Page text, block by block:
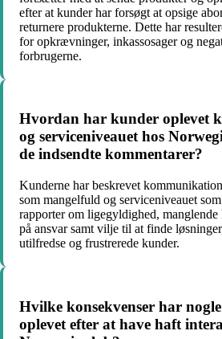
efter at kunder har forsøgt at opsige
returnere produkterne. Dette har
for opkrævninger, inkassosager og
forbrugerne.
Hvordan har kunder oplevet
og serviceniveauet hos
de indsendte kommentarer?
Kunderne har beskrevet
som mangelfuld og serviceniveauet
rapporter om ligegyldighed, manglende
på ansvar samt vilje til at finde
utilfredse og frustrerede kunder.
Hvilke konsekvenser har
oplevet efter at have haft